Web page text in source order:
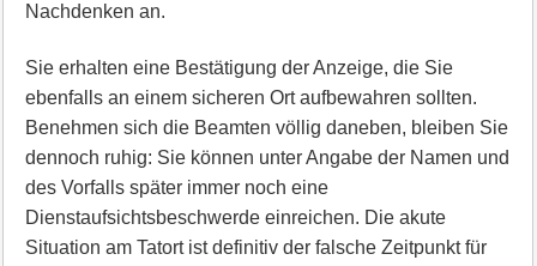
Nachdenken an.
Sie erhalten eine Bestätigung der Anzeige, die Sie
ebenfalls an einem sicheren Ort aufbewahren sollten.
Benehmen sich die Beamten völlig daneben, bleiben Sie
dennoch ruhig: Sie können unter Angabe der Namen und
des Vorfalls später immer noch eine
Dienstaufsichtsbeschwerde einreichen. Die akute
Situation am Tatort ist definitiv der falsche Zeitpunkt für